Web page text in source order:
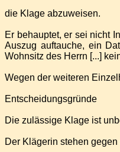
die Klage abzuweisen.
Er behauptet, er sei nicht
Auszug auftauche, ein
Wohnsitz des Herrn [...]
Wegen der weiteren
Entscheidungsgründe
Die zulässige Klage ist
Der Klägerin stehen